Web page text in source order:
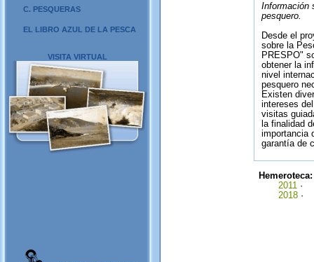
C. PESQUERAS
EL LIBRO AZUL DE LA PESCA
VISITA VIRTUAL
Información
pesquero.
Desde el
sobre la
PRESPO"
obtener la
nivel
pesquero
Existen
intereses
visitas
la finalidad
importancia
garantía de
2011 ·
2018·